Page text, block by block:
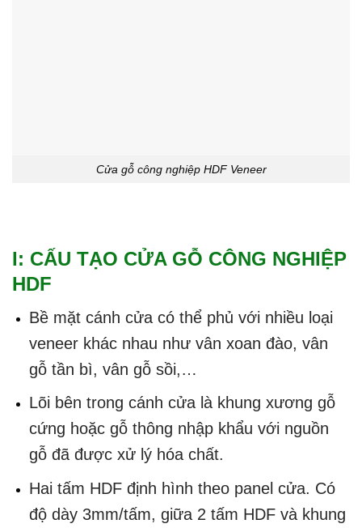
Cửa gỗ công nghiệp HDF Veneer
I: CẤU TẠO CỬA GỖ CÔNG NGHIỆP
HDF
Bề mặt cánh cửa có thể phủ với nhiều loại
veneer khác nhau như vân xoan đào, vân
gỗ tần bì, vân gỗ sồi,…
Lõi bên trong cánh cửa là khung xương gỗ
cứng hoặc gỗ thông nhập khẩu với nguồn
gỗ đã được xử lý hóa chất.
Hai tấm HDF định hình theo panel cửa. Có
độ dày 3mm/tấm, giữa 2 tấm HDF và khung